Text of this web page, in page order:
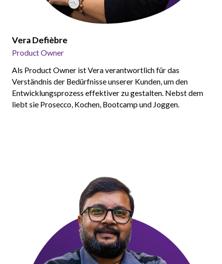
Vera Defièbre
Product Owner
Als Product Owner ist Vera verantwortlich für das
Verständnis der Bedürfnisse unserer Kunden, um den
Entwicklungsprozess effektiver zu gestalten. Nebst dem
liebt sie Prosecco, Kochen, Bootcamp und Joggen.